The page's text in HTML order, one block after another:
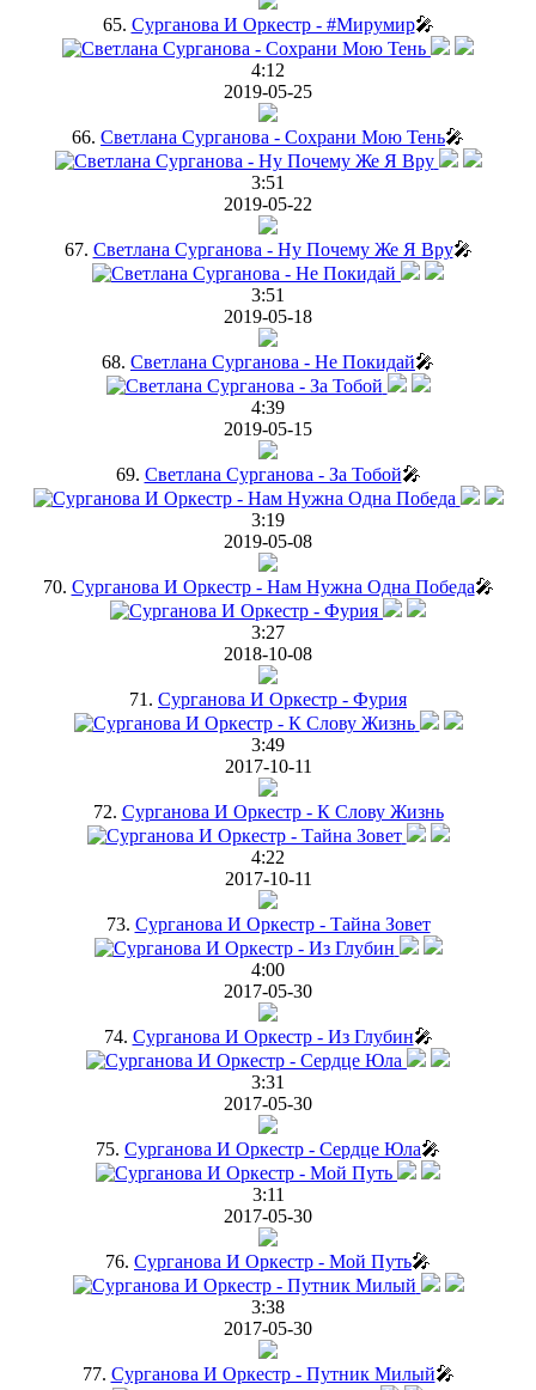
65. Сурганова И Оркестр - #Мирумир🎤
4:12
2019-05-25
66. Светлана Сурганова - Сохрани Мою Тень🎤
3:51
2019-05-22
67. Светлана Сурганова - Ну Почему Же Я Вру🎤
3:51
2019-05-18
68. Светлана Сурганова - Не Покидай🎤
4:39
2019-05-15
69. Светлана Сурганова - За Тобой🎤
3:19
2019-05-08
70. Сурганова И Оркестр - Нам Нужна Одна Победа🎤
3:27
2018-10-08
71. Сурганова И Оркестр - Фурия
3:49
2017-10-11
72. Сурганова И Оркестр - К Слову Жизнь
4:22
2017-10-11
73. Сурганова И Оркестр - Тайна Зовет
4:00
2017-05-30
74. Сурганова И Оркестр - Из Глубин🎤
3:31
2017-05-30
75. Сурганова И Оркестр - Сердце Юла🎤
3:11
2017-05-30
76. Сурганова И Оркестр - Мой Путь🎤
3:38
2017-05-30
77. Сурганова И Оркестр - Путник Милый🎤